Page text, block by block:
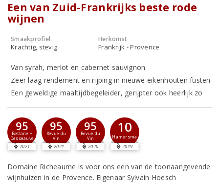
Een van Zuid-Frankrijks beste rode
wijnen
Smaakprofiel
Krachtig, stevig
Herkomst
Frankrijk - Provence
Van syrah, merlot en cabernet sauvignon
Zeer laag rendement en rijping in nieuwe eikenhouten fusten
Een geweldige maaltijdbegeleider, gerijpter ook heerlijk zo
95
Bettane +
Desseauve
2021
95
Revue du
Vin
2021
95
Revue du
Vin
2020
10
Hamersma
2019
Domaine Richeaume is voor ons een van de toonaangevende
wijnhuizen in de Provence. Eigenaar Sylvain Hoesch